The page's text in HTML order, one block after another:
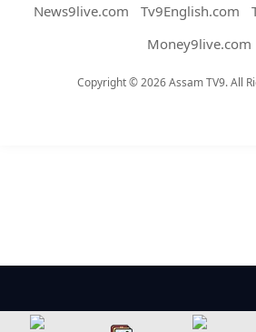
News9live.com
Tv9English.com
Money9live.com
Copyright © 2026 Assam TV9. All